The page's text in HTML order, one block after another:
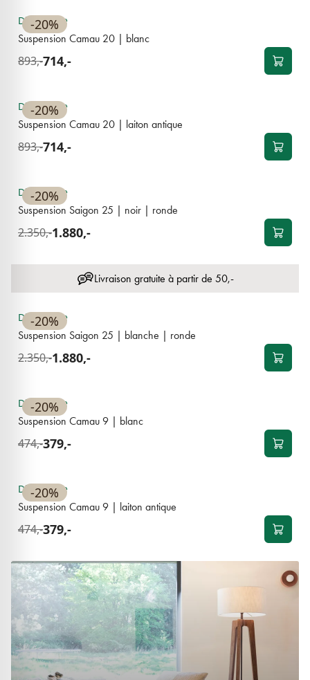
-20%
Disponible
Suspension Camau 20 | blanc
893,-714,-
-20%
Disponible
Suspension Camau 20 | laiton antique
893,-714,-
-20%
Disponible
Suspension Saigon 25 | noir | ronde
2.350,-1.880,-
Livraison gratuite à partir de 50,-
-20%
Disponible
Suspension Saigon 25 | blanche | ronde
2.350,-1.880,-
-20%
Disponible
Suspension Camau 9 | blanc
474,-379,-
-20%
Disponible
Suspension Camau 9 | laiton antique
474,-379,-